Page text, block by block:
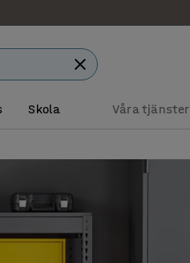
Skola Våra tjänster